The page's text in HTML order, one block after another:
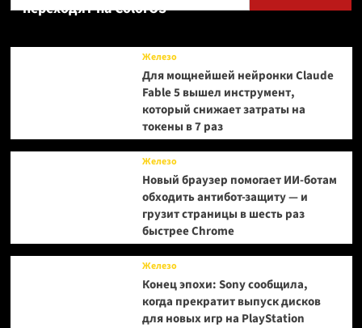
переходят на ColorOS
Железо
Для мощнейшей нейронки Claude
Fable 5 вышел инструмент,
который снижает затраты на
токены в 7 раз
Железо
Новый браузер помогает ИИ-ботам
обходить антибот-защиту — и
грузит страницы в шесть раз
быстрее Chrome
Железо
Конец эпохи: Sony сообщила,
когда прекратит выпуск дисков
для новых игр на PlayStation